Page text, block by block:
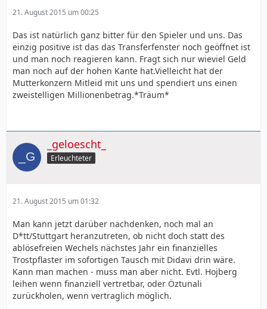
21. August 2015 um 00:25
Das ist natürlich ganz bitter für den Spieler und uns. Das
einzig positive ist das das Transferfenster noch geöffnet ist
und man noch reagieren kann. Fragt sich nur wieviel Geld
man noch auf der hohen Kante hat.Vielleicht hat der
Mutterkonzern Mitleid mit uns und spendiert uns einen
zweistelligen Millionenbetrag.*Träum*
_geloescht_
Erleuchteter
21. August 2015 um 01:32
Man kann jetzt darüber nachdenken, noch mal an
D*tt/Stuttgart heranzutreten, ob nicht doch statt des
ablösefreien Wechels nächstes Jahr ein finanzielles
Trostpflaster im sofortigen Tausch mit Didavi drin wäre.
Kann man machen - muss man aber nicht. Evtl. Hojberg
leihen wenn finanziell vertretbar, oder Öztunali
zurückholen, wenn vertraglich möglich.